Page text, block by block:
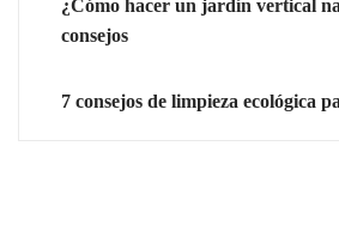
¿Cómo hacer un jardín vertical
consejos
7 consejos de limpieza ecológica